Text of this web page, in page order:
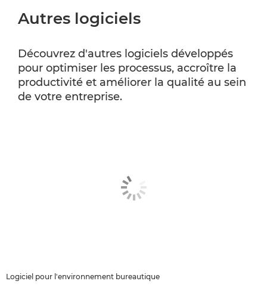
Autres logiciels
Découvrez d'autres logiciels développés
pour optimiser les processus, accroître la
productivité et améliorer la qualité au sein
de votre entreprise.
Logiciel pour l'environnement bureautique